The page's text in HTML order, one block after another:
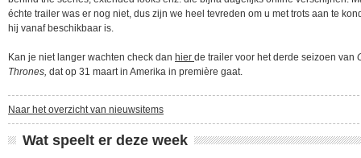
échte trailer was er nog niet, dus zijn we heel tevreden om u met trots aan te
hij vanaf beschikbaar is.
Kan je niet langer wachten check dan hier de trailer voor het derde seizoen van
Thrones, dat op 31 maart in Amerika in première gaat.
Naar het overzicht van nieuwsitems
Wat speelt er deze week